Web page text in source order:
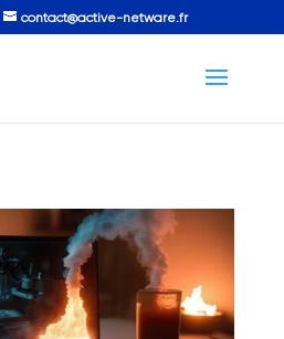
contact@active-netware.fr